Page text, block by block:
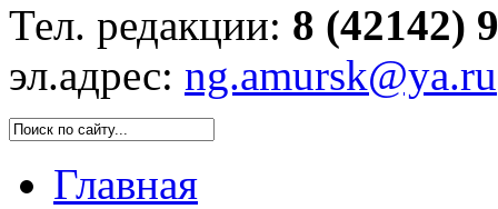
Тел. редакции: 8 (42142)
эл.адрес: ng.amursk@ya.ru
Главная